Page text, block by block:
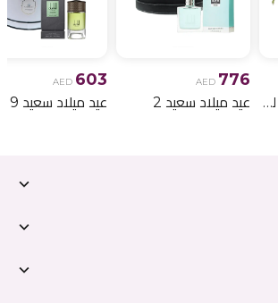
هدية العطر والزهور لعيد الميلاد 6
AED 776
عيد ميلاد سعيد 2
AED 603
عيد ميلاد سعيد 9